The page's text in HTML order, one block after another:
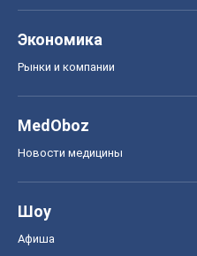
Экономика
Рынки и компании
MedOboz
Новости медицины
Шоу
Афиша